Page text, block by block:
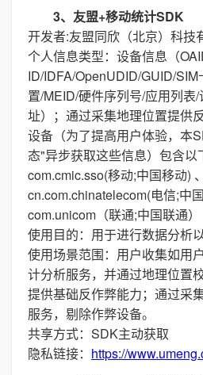
3、友盟+移动统计SDK
开发者:友盟同欣（北京）科技
个人信息类型：设备信息（
ID/IDFA/OpenUDID/GUID/
置/MEID/硬件序列号/应用列表
址）；通过采集地理位置提供
设备（为了提高用户体验，本
态"异步获取这些信息）包含以
com.cmic.sso(移动;中国移动) 、
cn.com.chinatelecom(电信;中国
com.unicom（联通;中国联通）
使用目的：用于进行数据分析
使用场景范围：用户收集如用
计分析服务，并通过地理位置
提供基础反作弊能力；通过采
服务，剔除作弊设备。
共享方式：SDK主动获取
隐私链接： https://